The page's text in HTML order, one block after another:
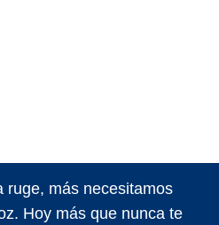
ruge, más necesitamos
Hoy más que nunca te